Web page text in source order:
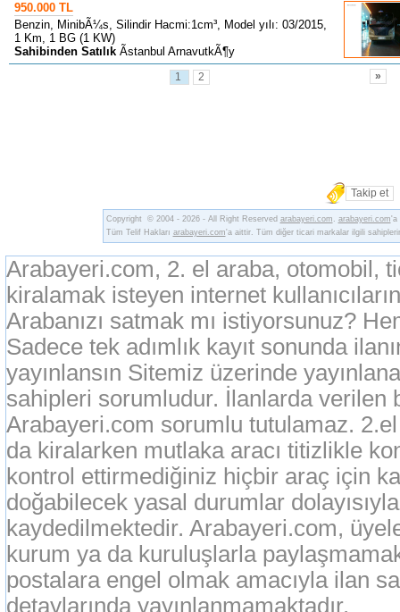
950.000 TL
Benzin, MinibÃ¼s, Silindir Hacmi:1cm³, Model yılı: 03/2015,
1 Km, 1 BG (1 KW)
Sahibinden Satılık Ãstanbul ArnavutkÃ¶y
1 2 »
Takip et
Copyright © 2004 - 2026 - All Right Reserved arabayeri.com . arabayeri.com'a
Tüm Telif Hakları arabayeri.com'a aittir. Tüm diğer ticari markalar ilgili
Arabayeri.com, 2. el araba, otomobil,
kiralamak isteyen internet
Arabanızı satmak mı istiyorsunuz?
Sadece tek adımlık kayıt sonunda
yayınlansın Sitemiz üzerinde
sahipleri sorumludur. İlanlarda verilen
Arabayeri.com sorumlu tutulamaz.
da kiralarken mutlaka aracı titizlikle
kontrol ettirmediğiniz hiçbir araç için
doğabilecek yasal durumlar
kaydedilmektedir. Arabayeri.com,
kurum ya da kuruluşlarla
postalara engel olmak amacıyla ilan
detaylarında yayınlanmamaktadır.